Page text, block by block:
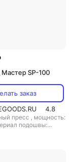
SP-100
заказ
4.8
пресс , мощность:
подошвы: